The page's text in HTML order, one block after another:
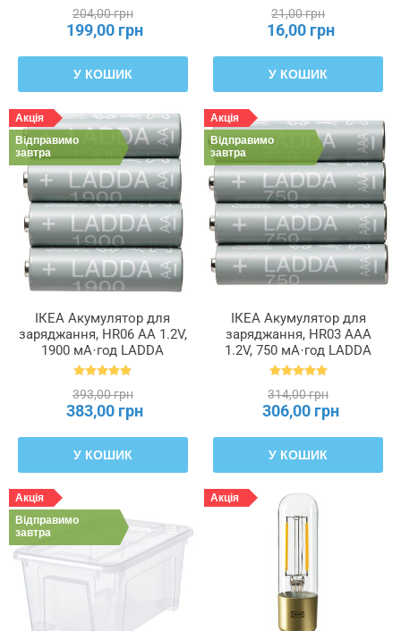
204,00 грн
199,00 грн
У КОШИК
21,00 грн
16,00 грн
У КОШИК
Акція
Відправимо
завтра
ІКЕА Акумулятор для
заряджання, HR06 AA 1.2V,
1900 мА·год LADDA
ЛАДДА, 005.098.14
393,00 грн
383,00 грн
У КОШИК
Акція
Відправимо
завтра
ІКЕА Акумулятор для
заряджання, HR03 AAA
1.2V, 750 мА·год LADDA
ЛАДДА, 905.098.19
314,00 грн
306,00 грн
У КОШИК
Акція
Відправимо
завтра
Акція